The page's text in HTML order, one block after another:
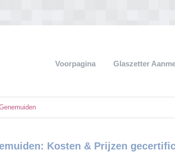
Voorpagina Glaszetter
Kosten & Prijzen